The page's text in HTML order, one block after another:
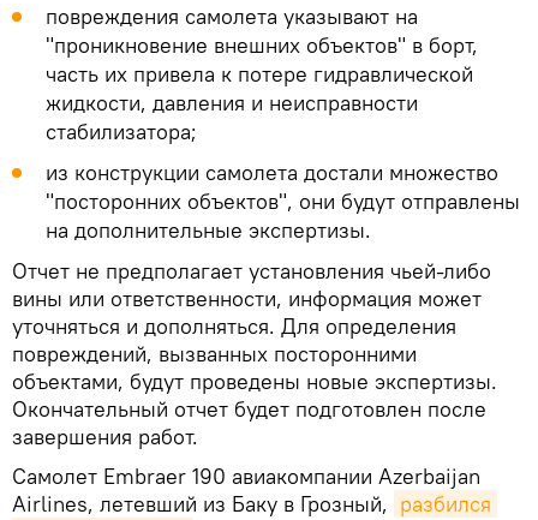
повреждения самолета указывают на
"проникновение внешних объектов" в борт,
часть их привела к потере гидравлической
жидкости, давления и неисправности
стабилизатора;
из конструкции самолета достали множество
"посторонних объектов", они будут отправлены
на дополнительные экспертизы.
Отчет не предполагает установления чьей-либо
вины или ответственности, информация может
уточняться и дополняться. Для определения
повреждений, вызванных посторонними
объектами, будут проведены новые экспертизы.
Окончательный отчет будет подготовлен после
завершения работ.
Самолет Embraer 190 авиакомпании Azerbaijan
Airlines, летевший из Баку в Грозный, разбился